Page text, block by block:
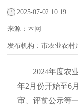
2025-07-02 10:19
来源： 本网
发布机构： 市农业农村
2024年度农业
年2月份开始至6
审、评前公示等